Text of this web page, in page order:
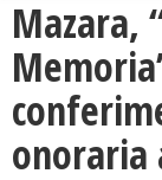
Mazara,
onoraria